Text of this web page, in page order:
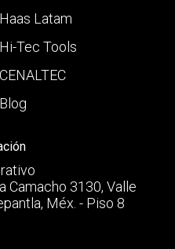
Haas Latam
Hi-Tec Tools
CENALTEC
Blog
Camacho 3130, Valle
Méx. - Piso 8